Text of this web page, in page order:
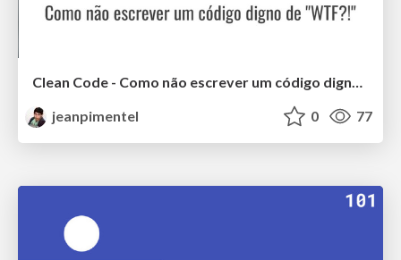
Clean Code - Como não escrever um código digno de "WTF?!"
jeanpimentel
0 77